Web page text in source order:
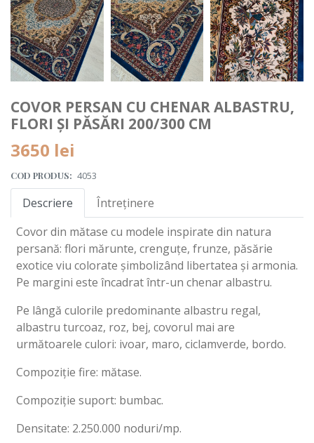
COVOR PERSAN CU CHENAR ALBASTRU,
FLORI ȘI PĂSĂRI 200/300 CM
3650 lei
COD PRODUS: 4053
Descriere
Întreținere
Covor din mătase cu modele inspirate din natura
persană: flori mărunte, crenguțe, frunze, păsărie
exotice viu colorate șimbolizând libertatea și armonia.
Pe margini este încadrat într-un chenar albastru.
Pe lângă culorile predominante albastru regal,
albastru turcoaz, roz, bej, covorul mai are
următoarele culori: ivoar, maro, ciclamverde, bordo.
Compoziție fire: mătase.
Compoziție suport: bumbac.
Densitate: 2.250.000 noduri/mp.